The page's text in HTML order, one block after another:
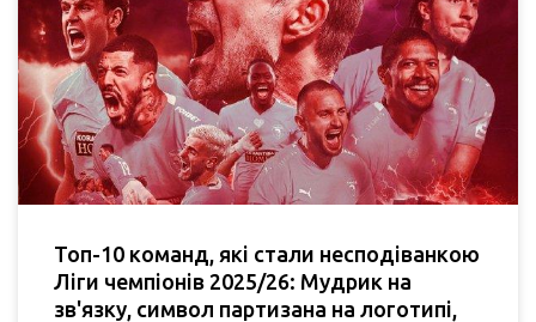
Топ-10 команд, які стали несподіванкою
Ліги чемпіонів 2025/26: Мудрик на
зв'язку, символ партизана на логотипі,